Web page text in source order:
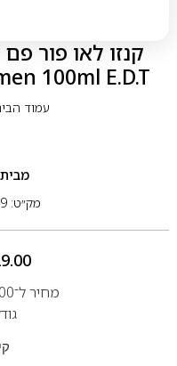
100ml E.D.T
עמוד
מבית
מק״ט: 3274872440999
מחיר ל־100 מ״ל -